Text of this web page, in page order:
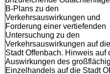
B-Plans zu den
Verkehrsauswirkungen und
Forderung einer vertiefenden
Untersuchung zu den
Verkehrsauswirkungen auf die
Stadt Offenbach. Hinweis auf
Auswirkungen des
Einzelhandels auf die Stadt